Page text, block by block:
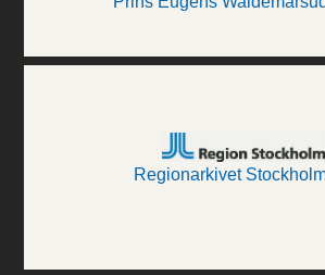
Regionarkivet